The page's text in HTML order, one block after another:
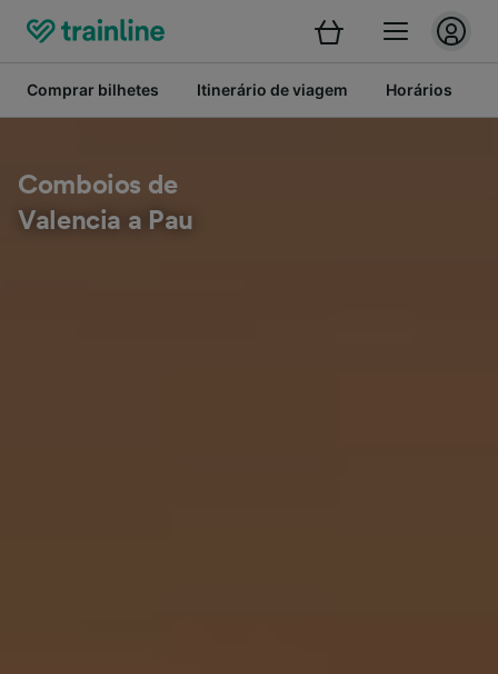
Comprar bilhetes Itinerário de viagem Horários
Comboios de
Valencia a Pau